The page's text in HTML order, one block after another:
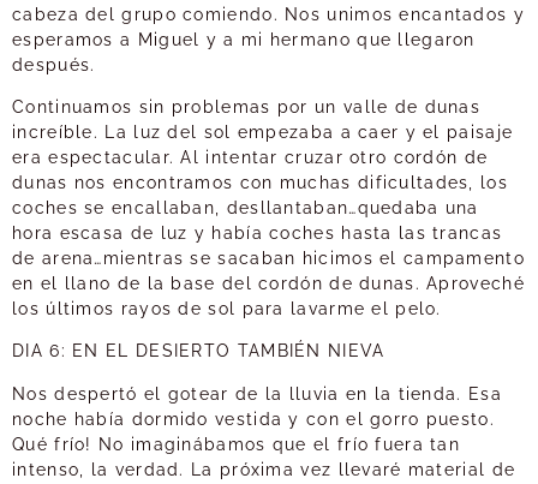
cabeza del grupo comiendo. Nos unimos encantados y
esperamos a Miguel y a mi hermano que llegaron
después.
Continuamos sin problemas por un valle de dunas
increíble. La luz del sol empezaba a caer y el paisaje
era espectacular. Al intentar cruzar otro cordón de
dunas nos encontramos con muchas dificultades, los
coches se encallaban, desllantaban…quedaba una
hora escasa de luz y había coches hasta las trancas
de arena…mientras se sacaban hicimos el campamento
en el llano de la base del cordón de dunas. Aproveché
los últimos rayos de sol para lavarme el pelo.
DIA 6: EN EL DESIERTO TAMBIÉN NIEVA
Nos despertó el gotear de la lluvia en la tienda. Esa
noche había dormido vestida y con el gorro puesto.
Qué frío! No imaginábamos que el frío fuera tan
intenso, la verdad. La próxima vez llevaré material de